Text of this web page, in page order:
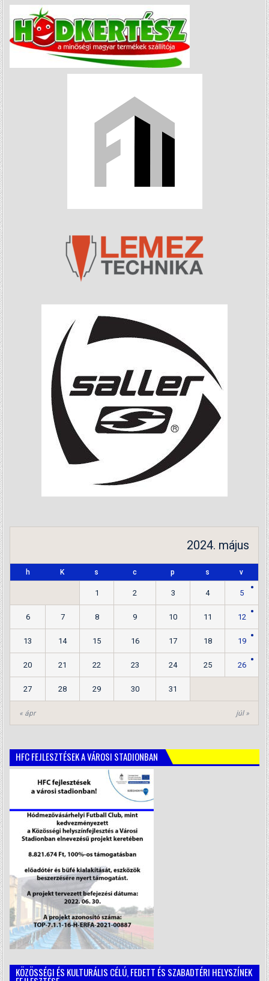
2024. május
h K s c p s v
« ápr júl »
1 2 3 4 5
6 7 8 9 10 11 12
13 14 15 16 17 18 19
20 21 22 23 24 25 26
27 28 29 30 31
HFC FEJLESZTÉSEK A VÁROSI STADIONBAN
KÖZÖSSÉGI ÉS KULTURÁLIS CÉLÚ, FEDETT ÉS SZABADTÉRI HELYSZÍNEK